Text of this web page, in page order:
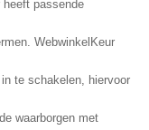
passende
WebwinkelKeur
te schakelen, hiervoor
waarborgen met